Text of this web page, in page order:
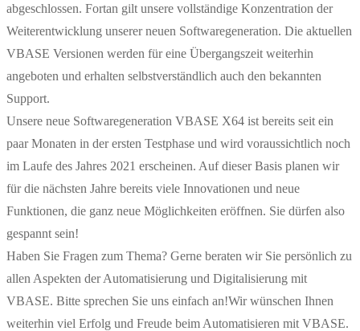
abgeschlossen. Fortan gilt unsere vollständige Konzentration der
Weiterentwicklung unserer neuen Softwaregeneration. Die aktuellen
VBASE Versionen werden für eine Übergangszeit weiterhin
angeboten und erhalten selbstverständlich auch den bekannten
Support.
Unsere neue Softwaregeneration VBASE X64 ist bereits seit ein
paar Monaten in der ersten Testphase und wird voraussichtlich noch
im Laufe des Jahres 2021 erscheinen. Auf dieser Basis planen wir
für die nächsten Jahre bereits viele Innovationen und neue
Funktionen, die ganz neue Möglichkeiten eröffnen. Sie dürfen also
gespannt sein!
Haben Sie Fragen zum Thema? Gerne beraten wir Sie persönlich zu
allen Aspekten der Automatisierung und Digitalisierung mit
VBASE. Bitte sprechen Sie uns einfach an!Wir wünschen Ihnen
weiterhin viel Erfolg und Freude beim Automatisieren mit VBASE.